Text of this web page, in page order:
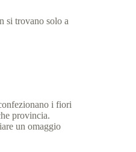
si trovano solo a
i fiori
provincia.
un omaggio